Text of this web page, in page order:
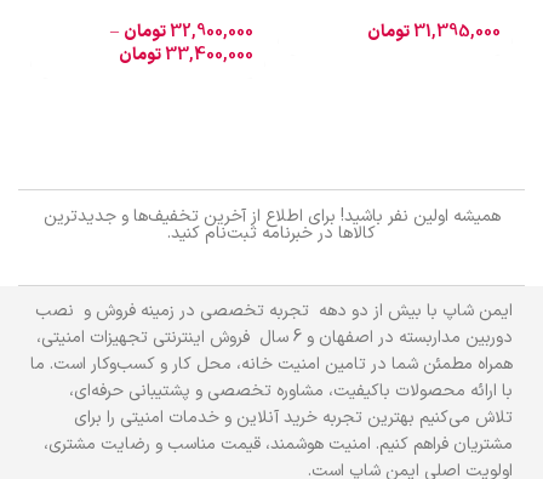
31,395,000تومان
32,900,000تومان –
33,400,000تومان
همیشه اولین نفر باشید! برای اطلاع از آخرین تخفیف‌ها و جدیدترین
کالاها در خبرنامه ثبت‌نام کنید.
ایمن شاپ با بیش از دو دهه تجربه تخصصی در زمینه فروش و نصب
دوربین مداربسته در اصفهان و 6 سال فروش اینترنتی تجهیزات امنیتی،
همراه مطمئن شما در تامین امنیت خانه، محل کار و کسب‌وکار است. ما
با ارائه محصولات باکیفیت، مشاوره تخصصی و پشتیبانی حرفه‌ای،
تلاش می‌کنیم بهترین تجربه خرید آنلاین و خدمات امنیتی را برای
مشتریان فراهم کنیم. امنیت هوشمند، قیمت مناسب و رضایت مشتری،
اولویت اصلی ایمن شاپ است.